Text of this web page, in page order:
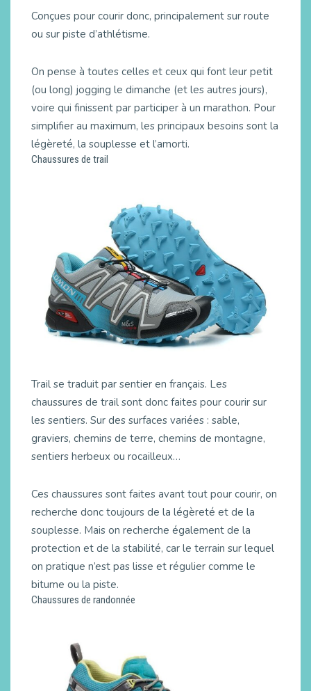
Conçues pour courir donc, principalement sur route
ou sur piste d’athlétisme.
On pense à toutes celles et ceux qui font leur petit
(ou long) jogging le dimanche (et les autres jours),
voire qui finissent par participer à un marathon. Pour
simplifier au maximum, les principaux besoins sont la
légèreté, la souplesse et l’amorti.
Chaussures de trail
Trail se traduit par sentier en français. Les
chaussures de trail sont donc faites pour courir sur
les sentiers. Sur des surfaces variées : sable,
graviers, chemins de terre, chemins de montagne,
sentiers herbeux ou rocailleux…
Ces chaussures sont faites avant tout pour courir, on
recherche donc toujours de la légèreté et de la
souplesse. Mais on recherche également de la
protection et de la stabilité, car le terrain sur lequel
on pratique n’est pas lisse et régulier comme le
bitume ou la piste.
Chaussures de randonnée